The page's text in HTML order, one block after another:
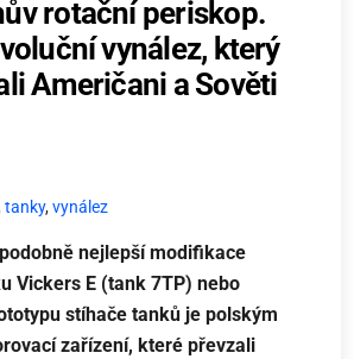
rotační periskop.
vynález, který
Američani a Sověti
tanky,vynález
nejlepší modifikace
Vickers E (tank 7TP) nebo
stíhače tanků je polským
zařízení, které převzali